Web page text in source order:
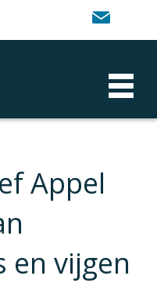
Appel
en vijgen